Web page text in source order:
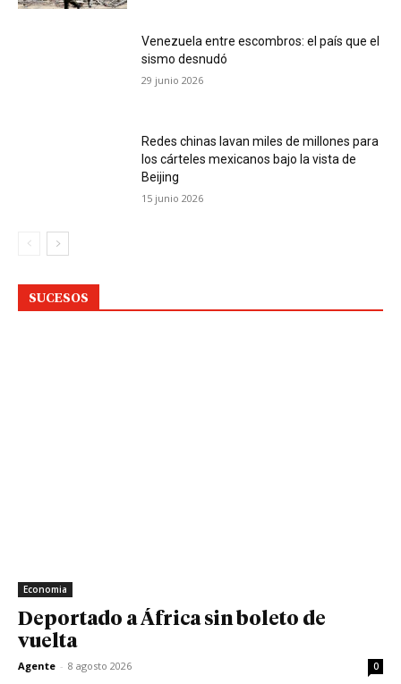
Venezuela entre escombros: el país que el
sismo desnudó
29 junio 2026
Redes chinas lavan miles de millones para
los cárteles mexicanos bajo la vista de
Beijing
15 junio 2026
SUCESOS
Economia
Deportado a África sin boleto de
vuelta
Agente - 8 agosto 2026 0